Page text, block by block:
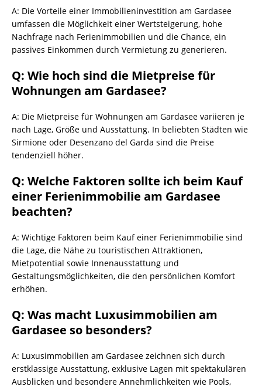
A: Die Vorteile einer Immobilieninvestition am Gardasee
umfassen die Möglichkeit einer Wertsteigerung, hohe
Nachfrage nach Ferienimmobilien und die Chance, ein
passives Einkommen durch Vermietung zu generieren.
Q: Wie hoch sind die Mietpreise für
Wohnungen am Gardasee?
A: Die Mietpreise für Wohnungen am Gardasee variieren je
nach Lage, Größe und Ausstattung. In beliebten Städten wie
Sirmione oder Desenzano del Garda sind die Preise
tendenziell höher.
Q: Welche Faktoren sollte ich beim Kauf
einer Ferienimmobilie am Gardasee
beachten?
A: Wichtige Faktoren beim Kauf einer Ferienimmobilie sind
die Lage, die Nähe zu touristischen Attraktionen,
Mietpotential sowie Innenausstattung und
Gestaltungsmöglichkeiten, die den persönlichen Komfort
erhöhen.
Q: Was macht Luxusimmobilien am
Gardasee so besonders?
A: Luxusimmobilien am Gardasee zeichnen sich durch
erstklassige Ausstattung, exklusive Lagen mit spektakulären
Ausblicken und besondere Annehmlichkeiten wie Pools,